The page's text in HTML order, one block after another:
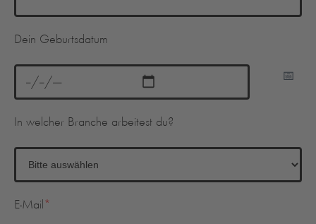
Dein Geburtsdatum
In welcher Branche arbeitest du?
E-Mail *